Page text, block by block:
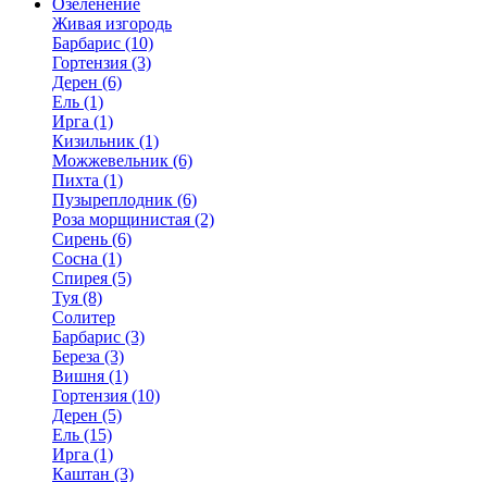
Озеленение
Живая изгородь
Барбарис (10)
Гортензия (3)
Дерен (6)
Ель (1)
Ирга (1)
Кизильник (1)
Можжевельник (6)
Пихта (1)
Пузыреплодник (6)
Роза морщинистая (2)
Сирень (6)
Сосна (1)
Спирея (5)
Туя (8)
Солитер
Барбарис (3)
Береза (3)
Вишня (1)
Гортензия (10)
Дерен (5)
Ель (15)
Ирга (1)
Каштан (3)